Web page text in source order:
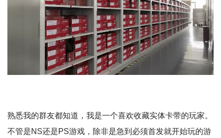
熟悉我的群友都知道，我是一个喜欢收藏实体卡带的玩家。
不管是NS还是PS游戏，除非是急到必须首发就开始玩的游